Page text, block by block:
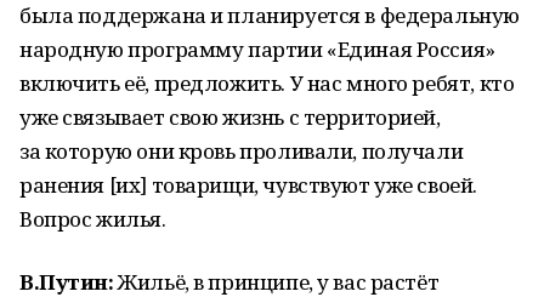
была поддержана и планируется в федеральную
народную программу партии «Единая Россия»
включить её, предложить. У нас много ребят, кто
уже связывает свою жизнь с территорией,
за которую они кровь проливали, получали
ранения [их] товарищи, чувствуют уже своей.
Вопрос жилья.
В.Путин:Жильё, в принципе, у вас растёт